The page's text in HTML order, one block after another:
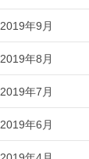
2019年9月
2019年8月
2019年7月
2019年6月